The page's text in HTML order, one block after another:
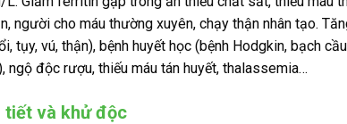
người cho máu thường xuyên, chạy thận nhân tạo.
vú, thận), bệnh huyết học (bệnh Hodgkin, bạch
độc rượu, thiếu máu tán huyết, thalassemia…
tiết và khử độc